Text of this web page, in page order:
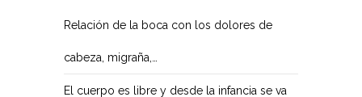
Relación de la boca con los dolores de
cabeza, migraña,…
El cuerpo es libre y desde la infancia se va